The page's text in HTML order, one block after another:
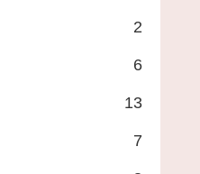
2
6
13
7